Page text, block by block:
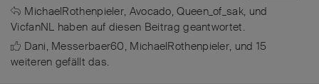
MichaelRothenpieler, Avocado,Queen_of_sak, und
VicfanNL haben auf diesen Beitrag geantwortet.
Dani, Messerbaer60, MichaelRothenpieler, und 15
weiteren gefällt das.